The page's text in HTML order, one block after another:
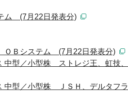
ム (7月22日発表分)
ＯＢシステム (7月22日発表分)
中型／小型株 ストレジ王、虹技、
中型／小型株 ＪＳＨ、デルタフラ